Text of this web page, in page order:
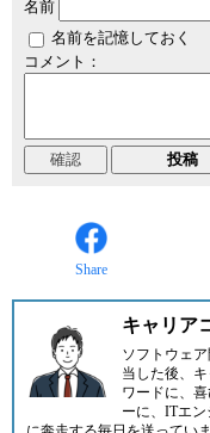
名前
名前を記憶しておく
コメント：
Share
キャリア
ソフトウェ
当した後、
ワードに、
ーに、ITエ